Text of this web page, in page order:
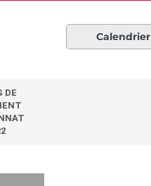
Calendrier
DE